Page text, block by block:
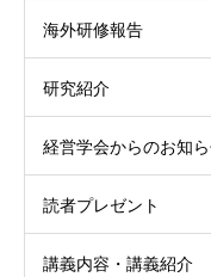
海外研修報告
研究紹介
経営学会からのお知
読者プレゼント
講義内容・講義紹介